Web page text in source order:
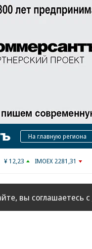
КоммерсантъНа главную региона
¥ 12,23 IMOEX 2281,31
вы соглашаетесь с